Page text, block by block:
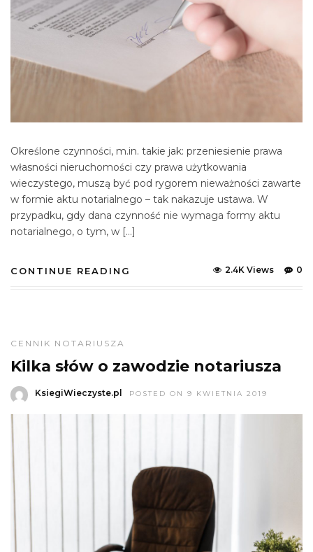
Określone czynności, m.in. takie jak: przeniesienie prawa
własności nieruchomości czy prawa użytkowania
wieczystego, muszą być pod rygorem nieważności zawarte
w formie aktu notarialnego – tak nakazuje ustawa. W
przypadku, gdy dana czynność nie wymaga formy aktu
notarialnego, o tym, w […]
CONTINUE READING 0
2.4K Views
CENNIK NOTARIUSZA
Kilka słów o zawodzie notariusza
KsiegiWieczyste.pl POSTED ON 9 KWIETNIA 2019